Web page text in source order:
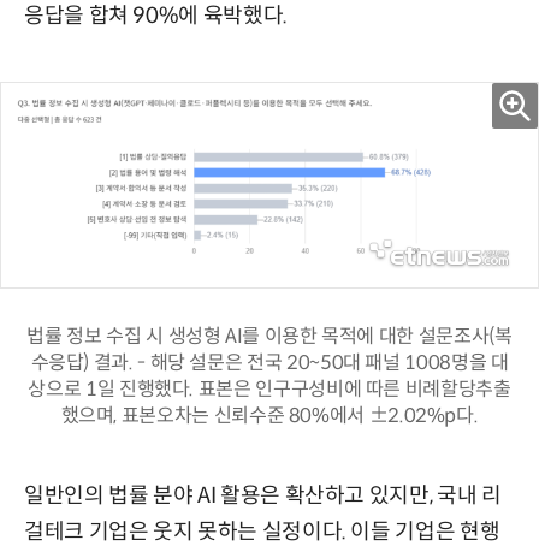
응답을 합쳐 90%에 육박했다.
법률 정보 수집 시 생성형 AI를 이용한 목적에 대한 설문조사(복
수응답) 결과. - 해당 설문은 전국 20~50대 패널 1008명을 대
상으로 1일 진행했다. 표본은 인구구성비에 따른 비례할당추출
했으며, 표본오차는 신뢰수준 80%에서 ±2.02%p다.
일반인의 법률 분야 AI 활용은 확산하고 있지만, 국내 리
걸테크 기업은 웃지 못하는 실정이다. 이들 기업은 현행